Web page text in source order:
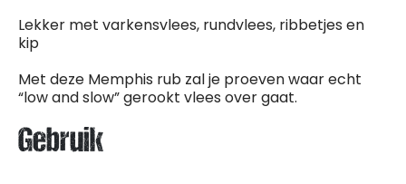
Lekker met varkensvlees, rundvlees, ribbetjes en
kip
Met deze Memphis rub zal je proeven waar echt
“low and slow” gerookt vlees over gaat.
Gebruik